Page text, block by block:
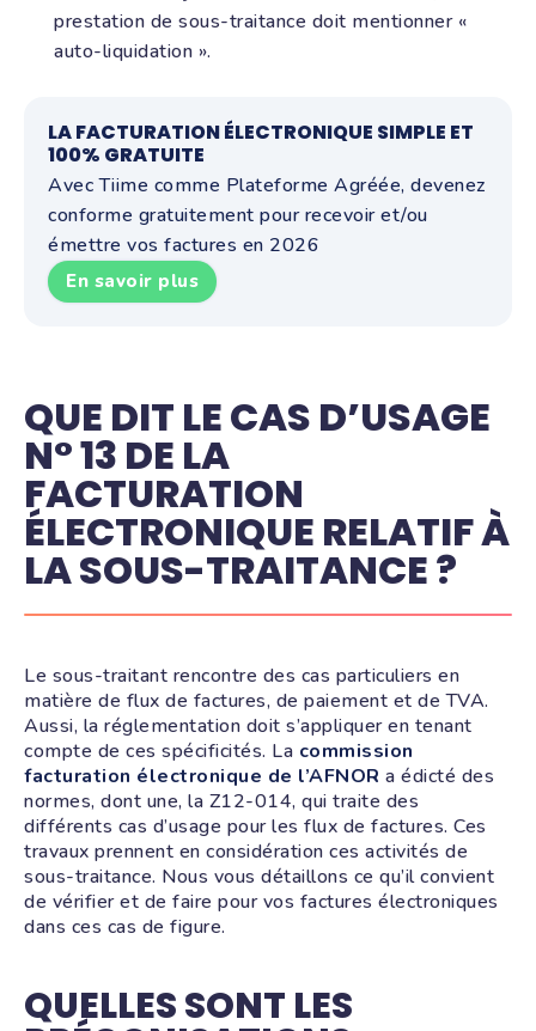
prestation de sous-traitance doit mentionner «
auto-liquidation ».
LA FACTURATION ÉLECTRONIQUE SIMPLE ET
100% GRATUITE
Avec Tiime comme Plateforme Agréée, devenez
conforme gratuitement pour recevoir et/ou
émettre vos factures en 2026
En savoir plus
QUE DIT LE CAS D’USAGE
N° 13 DE LA
FACTURATION
ÉLECTRONIQUE RELATIF À
LA SOUS-TRAITANCE ?
Le sous-traitant rencontre des cas particuliers en
matière de flux de factures, de paiement et de TVA.
Aussi, la réglementation doit s’appliquer en tenant
compte de ces spécificités. La commission
facturation électronique de l’AFNOR a édicté des
normes, dont une, la Z12-014, qui traite des
différents cas d’usage pour les flux de factures. Ces
travaux prennent en considération ces activités de
sous-traitance. Nous vous détaillons ce qu’il convient
de vérifier et de faire pour vos factures électroniques
dans ces cas de figure.
QUELLES SONT LES